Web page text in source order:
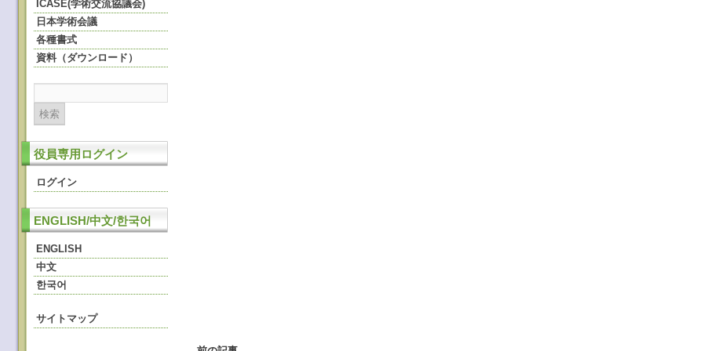
ICASE(学術交流協議会)
日本学術会議
各種書式
資料（ダウンロード）
役員専用ログイン
ログイン
ENGLISH/中文/한국어
ENGLISH
中文
한국어
サイトマップ